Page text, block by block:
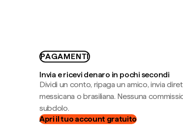
PAGAMENTI
Invia e ricevi denaro in pochi secondi
Dividi un conto, ripaga un amico, invia
messicana o brasiliana. Nessuna
subdolo.
Apri il tuo account gratuito